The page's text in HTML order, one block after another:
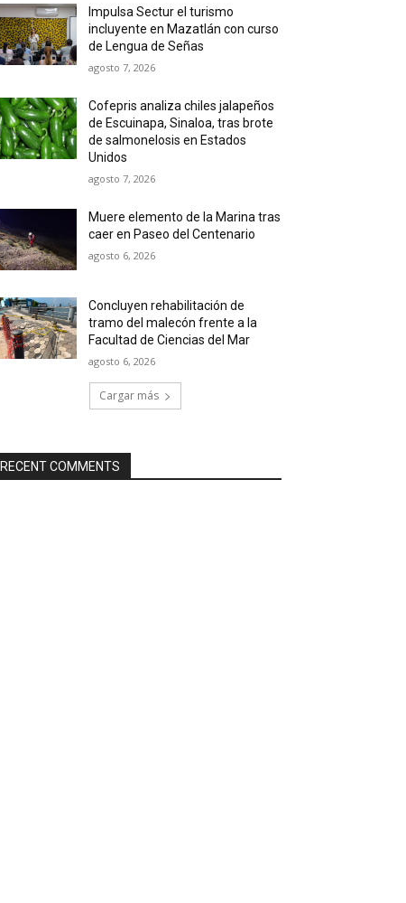
Impulsa Sectur el turismo
incluyente en Mazatlán con curso
de Lengua de Señas
agosto 7, 2026
Cofepris analiza chiles jalapeños
de Escuinapa, Sinaloa, tras brote
de salmonelosis en Estados
Unidos
agosto 7, 2026
Muere elemento de la Marina tras
caer en Paseo del Centenario
agosto 6, 2026
Concluyen rehabilitación de
tramo del malecón frente a la
Facultad de Ciencias del Mar
agosto 6, 2026
Cargar más
RECENT COMMENTS